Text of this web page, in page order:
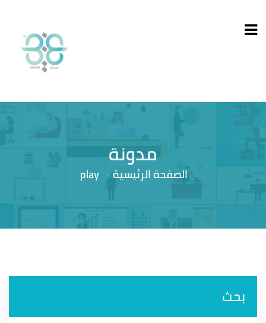
مدونة
الصفحة الرئيسية play
بحث